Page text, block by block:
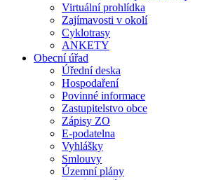
Virtuální prohlídka
Zajímavosti v okolí
Cyklotrasy
ANKETY
Obecní úřad
Úřední deska
Hospodaření
Povinné informace
Zastupitelstvo obce
Zápisy ZO
E-podatelna
Vyhlášky
Smlouvy
Územní plány